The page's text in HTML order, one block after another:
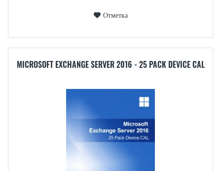
Отметка
MICROSOFT EXCHANGE SERVER 2016 - 25 PACK DEVICE CAL